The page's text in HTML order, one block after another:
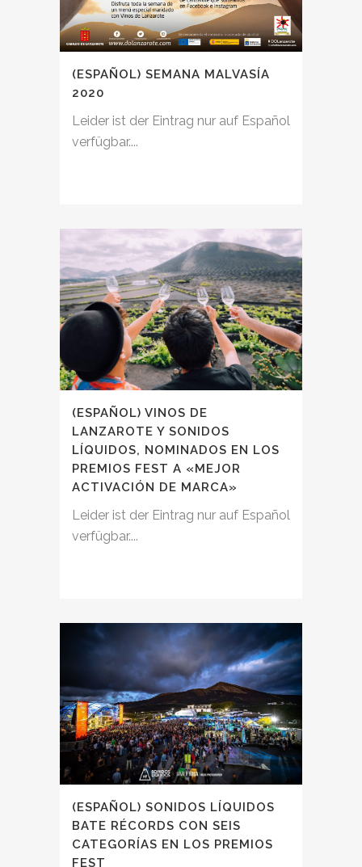
(ESPAÑOL) SEMANA MALVASÍA
2020
Leider ist der Eintrag nur auf Español
verfügbar....
(ESPAÑOL) VINOS DE
LANZAROTE Y SONIDOS
LÍQUIDOS, NOMINADOS EN LOS
PREMIOS FEST A «MEJOR
ACTIVACIÓN DE MARCA»
Leider ist der Eintrag nur auf Español
verfügbar....
(ESPAÑOL) SONIDOS LÍQUIDOS
BATE RÉCORDS CON SEIS
CATEGORÍAS EN LOS PREMIOS
FEST